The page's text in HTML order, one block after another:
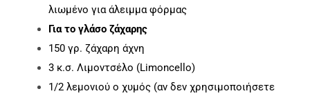
λιωμένο για άλειμμα φόρμας
Για το γλάσο ζάχαρης
150 γρ. ζάχαρη άχνη
3 κ.σ. Λιμοντσέλο (Limoncello)
1/2 λεμονιού ο χυμός (αν δεν χρησιμοποιήσετε